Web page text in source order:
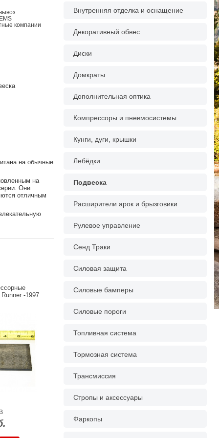
компании
на обычные
на
Они
отличным
-1997
Внутренняя отделка и оснащение
Декоративный обвес
Диски
Домкраты
Дополнительная оптика
Компрессоры и пневмосистемы
Кунги, дуги, крышки
Лебёдки
Подвеска
Расширители арок и брызговики
Рулевое управление
Сенд Траки
Силовая защита
Силовые бамперы
Силовые пороги
Топливная система
Тормозная система
Трансмиссия
Стропы и аксессуары
Фаркопы